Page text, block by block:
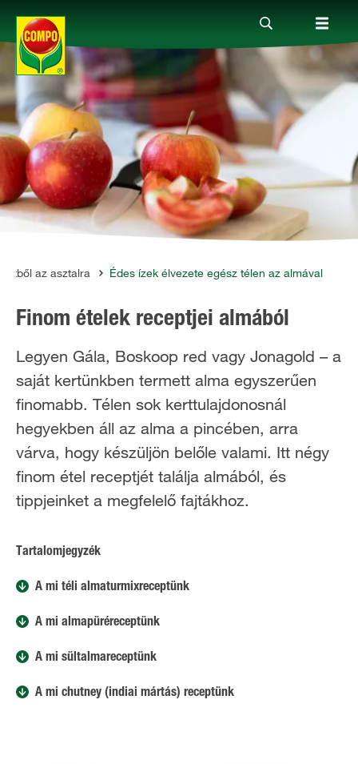
Termékek
Megoldások
Fókuszban
Rólunkaz asztalra Édes ízek élvezete egész télen az almával
Finom ételek receptjei almából
Legyen Gála, Boskoop red vagy Jonagold – a
saját kertünkben termett alma egyszerűen
finomabb. Télen sok kerttulajdonosnál
hegyekben áll az alma a pincében, arra
várva, hogy készüljön belőle valami. Itt négy
finom étel receptjét találja almából, és
tippjeinket a megfelelő fajtákhoz.
Tartalomjegyzék
A mi téli almaturmixreceptünk
A mi almapüréreceptünk
A mi sültalmareceptünk
A mi chutney (indiai mártás) receptünk